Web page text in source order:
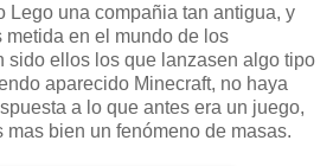
Lego una compañia tan antigua, y
en el mundo de los
sido ellos los que lanzasen algo tipo
aparecido Minecraft, no haya
a lo que antes era un juego,
mas bien un fenómeno de masas.